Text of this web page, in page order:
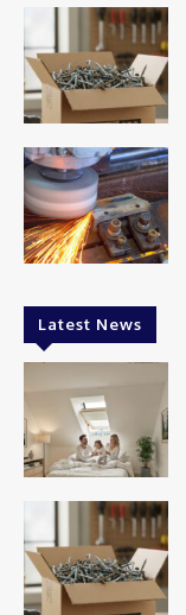
Latest News